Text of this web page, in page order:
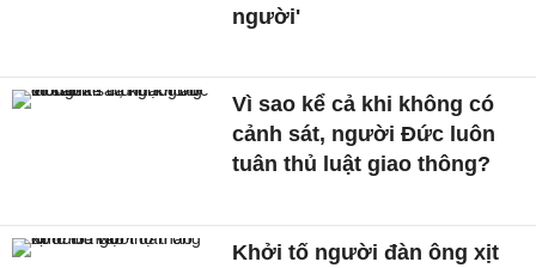
người'
Vì sao kể cả khi không có
cảnh sát, người Đức luôn
tuân thủ luật giao thông?
Khởi tố người đàn ông xịt